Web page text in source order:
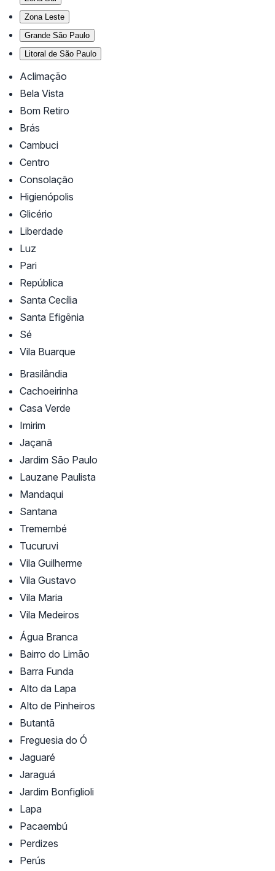
Zona Leste
Grande São Paulo
Litoral de São Paulo
Aclimação
Bela Vista
Bom Retiro
Brás
Cambuci
Centro
Consolação
Higienópolis
Glicério
Liberdade
Luz
Pari
República
Santa Cecília
Santa Efigênia
Sé
Vila Buarque
Brasilândia
Cachoeirinha
Casa Verde
Imirim
Jaçanã
Jardim São Paulo
Lauzane Paulista
Mandaqui
Santana
Tremembé
Tucuruvi
Vila Guilherme
Vila Gustavo
Vila Maria
Vila Medeiros
Água Branca
Bairro do Limão
Barra Funda
Alto da Lapa
Alto de Pinheiros
Butantã
Freguesia do Ó
Jaguaré
Jaraguá
Jardim Bonfiglioli
Lapa
Pacaembú
Perdizes
Perús